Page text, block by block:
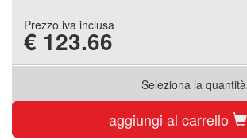
Prezzo iva inclusa
€ 123.66
Seleziona la quantità
aggiungi al carrello